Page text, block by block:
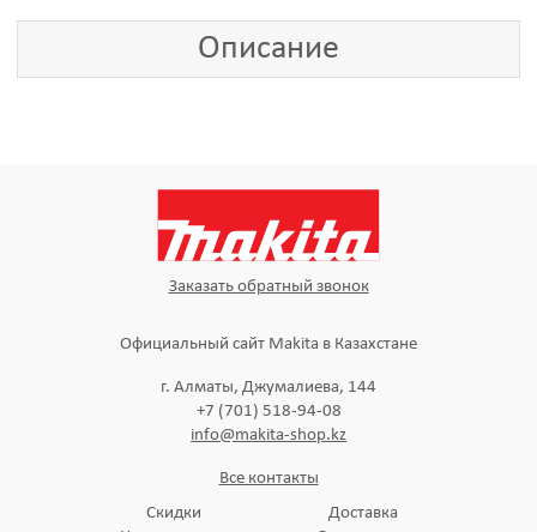
Описание
Заказать обратный звонок
Официальный сайт Makita в Казахстане
г. Алматы, Джумалиева, 144
+7 (701) 518-94-08
info@makita-shop.kz
Все контакты
Скидки
Доставка